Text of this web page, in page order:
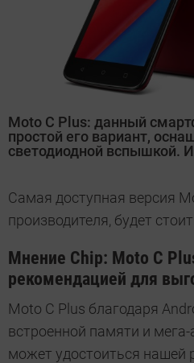
Moto C Plus: данный
простой его вариант,
светодиодной вспышкой.
Самая доступная версия
производителя, будет
Мнение Chip: Moto C
рекомендацией для
Moto C Plus благодаря
встроенной памяти и
может удостоиться нашей